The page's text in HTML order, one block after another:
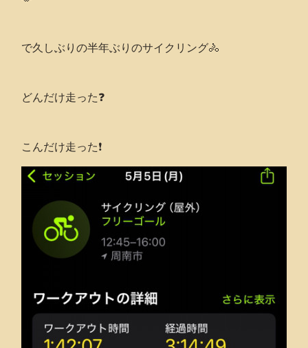
で久しぶりの半年ぶりのサイクリング🚴
どんだけ走った❓
こんだけ走った❗️